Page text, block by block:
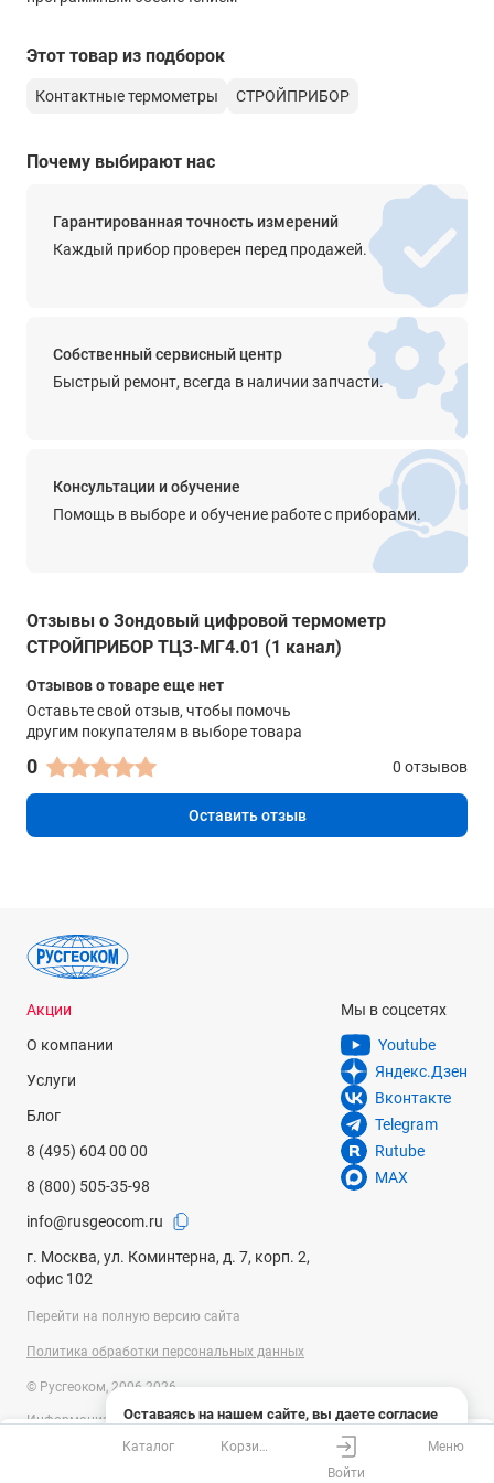
- электронный блок с зондом
D20х450/D12х4 мм
0,5 кг
Этот товар из подборок
Контактные термометры СТРОЙПРИБОР
Почему выбирают нас
Гарантированная точность измерений
Каждый прибор проверен перед продажей.
Собственный сервисный центр
Быстрый ремонт, всегда в наличии запчасти.
Консультации и обучение
Помощь в выборе и обучение работе с приборами.
Отзывы о Зондовый цифровой термометр
СТРОЙПРИБОР ТЦЗ-МГ4.01 (1 канал)
Отзывов о товаре еще нет
Оставьте свой отзыв, чтобы помочь
другим покупателям в выборе товара
0 0 отзывов
Оставить отзыв
Оставаясь на нашем сайте, вы даете согласие
на использование файлов cookies и сбор данных
системами веб-аналитики
Акции
О компании
Услуги
Блог
8 (495) 604 00 00
8 (800) 505-35-98
info@rusgeocom.ru
г. Москва, ул. Коминтерна, д. 7, корп. 2,
офис 102
Мы в соцсетях
Youtube
Яндекс.Дзен
Вконтакте
Telegram
Rutube
MAX
Перейти на полную версию сайта
Политика обработки персональных данных
© Русгеоком, 2006-2026
Информация на сайте носит справочный характер и не является
публичной офертой, определяемой положениями Статьи 437
Гражданского кодекса Российской Федерации. Технические
Каталог
Корзина
Войти
Меню